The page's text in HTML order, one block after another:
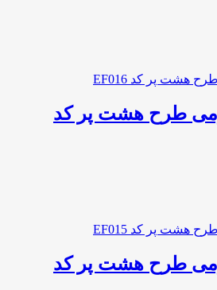
طرح هشت پر کد
طرح هشت پر کد